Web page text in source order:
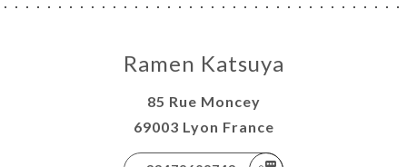
Ramen Katsuya
85 Rue Moncey
69003 Lyon France